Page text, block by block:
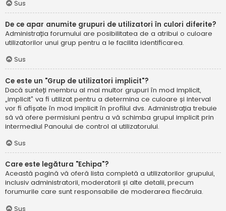
Sus
De ce apar anumite grupuri de utilizatori în culori diferite?
Administrația forumului are posibilitatea de a atribui o culoare
utilizatorilor unui grup pentru a le facilita identificarea.
Sus
Ce este un "Grup de utilizatori implicit"?
Dacă sunteți membru al mai multor grupuri în mod implicit,
„implicit” va fi utilizat pentru a determina ce culoare și interval
vor fi afișate în mod implicit în profilul dvs. Administrația trebuie
să vă ofere permisiuni pentru a vă schimba grupul implicit prin
intermediul Panoului de control al utilizatorului.
Sus
Care este legătura "Echipa"?
Această pagină vă oferă lista completă a utilizatorilor grupului,
inclusiv administratorii, moderatorii și alte detalii, precum
forumurile care sunt responsabile de moderarea fiecăruia.
Sus